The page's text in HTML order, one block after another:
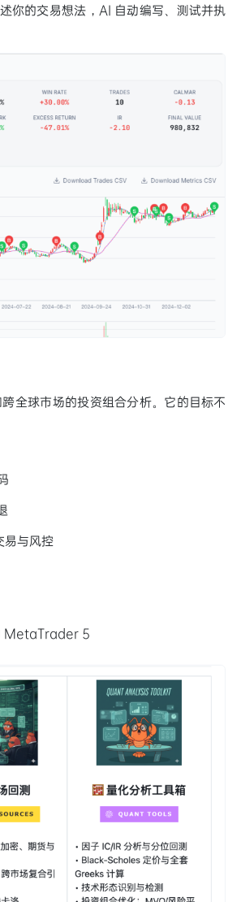
你的交易想法，AI 自动编写、测试并执
全球市场的投资组合分析。它的目标不
与风控
MetaTrader 5